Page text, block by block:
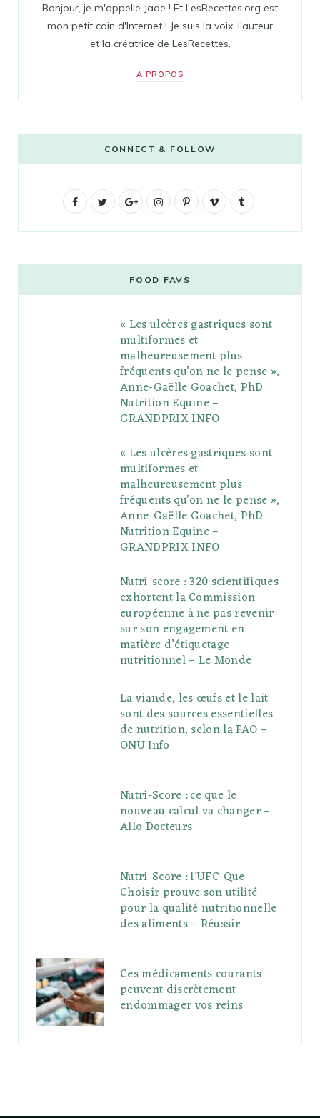
Bonjour, je m'appelle Jade ! Et LesRecettes.org est
mon petit coin d'Internet ! Je suis la voix, l'auteur
et la créatrice de LesRecettes.
A PROPOS
CONNECT & FOLLOW
F
b
t
G
g
l
e
P
l
s
I
t
a
g
r
a
m
P
e
r
e
s
V
o
l
r
FOOD FAVS
« Les ulcères gastriques sont
multiformes et
malheureusement plus
fréquents qu’on ne le pense »,
Anne-Gaëlle Goachet, PhD
Nutrition Equine –
GRANDPRIX INFO
« Les ulcères gastriques sont
multiformes et
malheureusement plus
fréquents qu’on ne le pense »,
Anne-Gaëlle Goachet, PhD
Nutrition Equine –
GRANDPRIX INFO
Nutri-score : 320 scientifiques
exhortent la Commission
européenne à ne pas revenir
sur son engagement en
matière d’étiquetage
nutritionnel – Le Monde
La viande, les œufs et le lait
sont des sources essentielles
de nutrition, selon la FAO –
ONU Info
Nutri-Score : ce que le
nouveau calcul va changer –
Allo Docteurs
Nutri-Score : l’UFC-Que
Choisir prouve son utilité
pour la qualité nutritionnelle
des aliments – Réussir
Ces médicaments courants
peuvent discrètement
endommager vos reins